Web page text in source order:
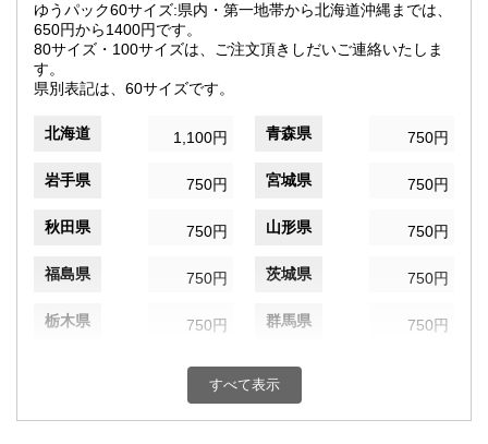
ゆうパック60サイズ:県内・第一地帯から北海道沖縄までは、
650円から1400円です。
80サイズ・100サイズは、ご注文頂きしだいご連絡いたしま
す。
県別表記は、60サイズです。
北海道 1,100円 青森県 750円
岩手県 750円 宮城県 750円
秋田県 750円 山形県 750円
福島県 750円 茨城県 750円
栃木県 750円 群馬県 750円
750円 千葉県
750円 750円
すべて表示